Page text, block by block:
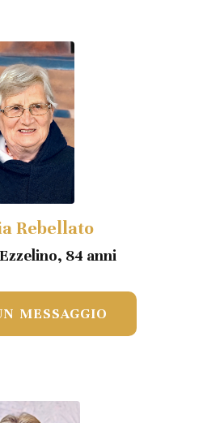
Rebellato
84 anni
MESSAGGIO